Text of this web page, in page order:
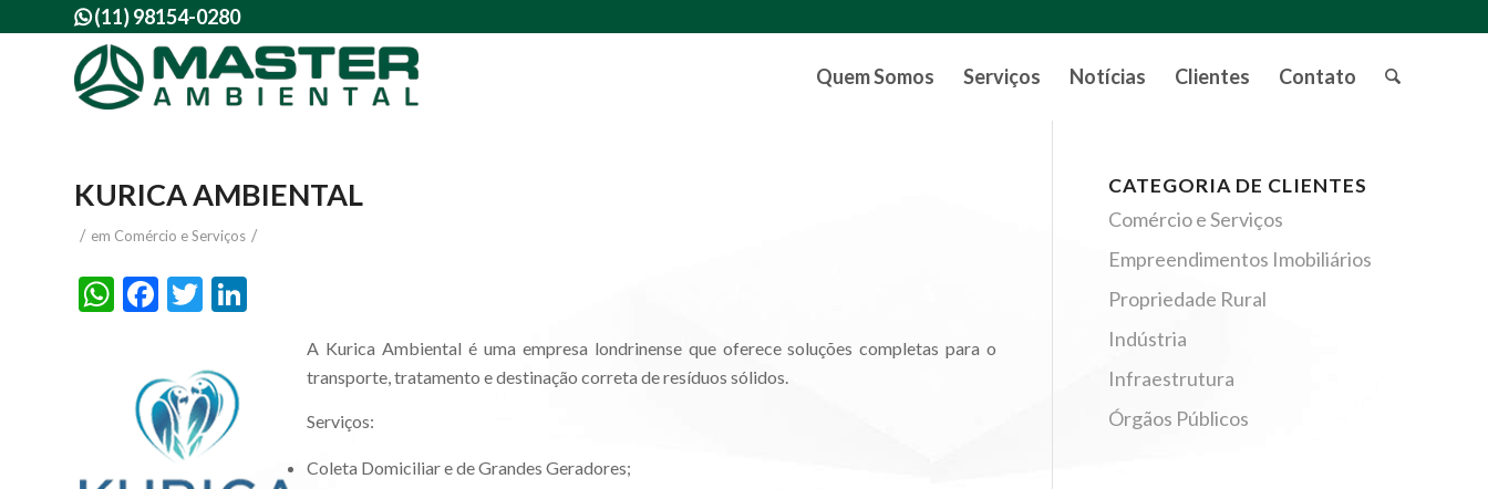
(11) 98154-0280
Quem Somos Serviços Notícias Clientes Contato
KURICA AMBIENTAL
/ em Comércio e Serviços /
WhatsApp
Facebook
Twitter
A Kurica Ambiental é uma empresa londrinense que oferece soluções completas para o
transporte, tratamento e destinação correta de resíduos sólidos.
Serviços:
Coleta Domiciliar e de Grandes Geradores;
CATEGORIA DE CLIENTES
Comércio e Serviços
Empreendimentos Imobiliários
Propriedade Rural
Indústria
Infraestrutura
Órgãos Públicos